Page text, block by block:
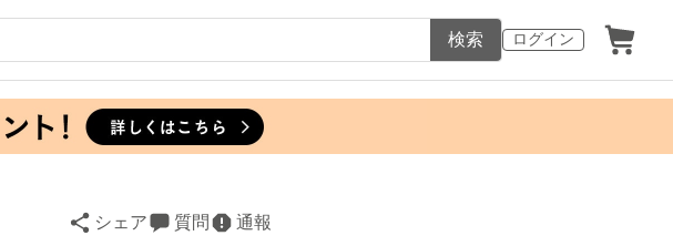
ログイン
検索
シェア 質問 通報